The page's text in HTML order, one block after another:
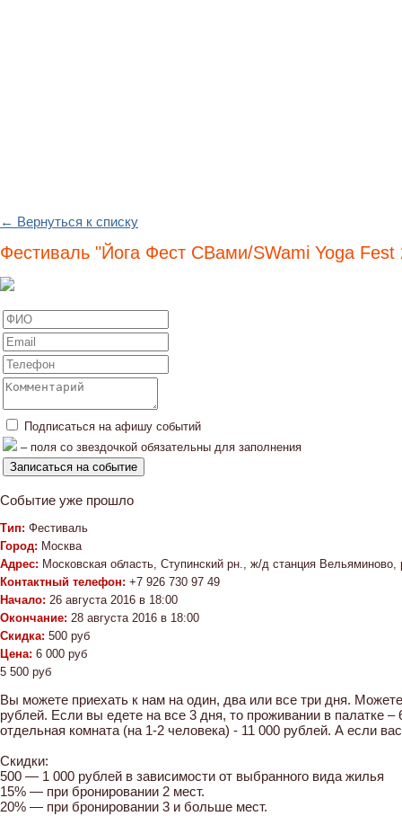
← Вернуться к списку
Фестиваль "Йога Фест СВами/SWami Yoga Fest
Подписаться на афишу событий
– поля со звездочкой обязательны для заполнения
Событие уже прошло
Тип: Фестиваль
Город: Москва
Адрес: Московская область, Ступинский рн., ж/д станция
Контактный телефон: +7 926 730 97 49
Начало: 26 августа 2016 в 18:00
Окончание: 28 августа 2016 в 18:00
Скидка: 500 руб
Цена: 6 000 руб
5 500 руб
Вы можете приехать к нам на один, два или все три дня.
рублей. Если вы едете на все 3 дня, то проживании в палатке
отдельная комната (на 1-2 человека) - 11 000 рублей. А если
Скидки:
500 — 1 000 рублей в зависимости от выбранного вида жилья
15% — при бронировании 2 мест.
20% — при бронировании 3 и больше мест.